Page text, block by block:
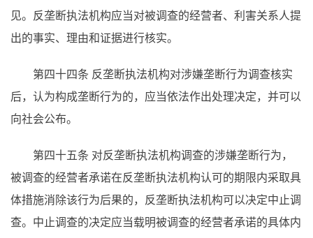
见。反垄断执法机构应当对被调查的经营者、利害关系人提
出的事实、理由和证据进行核实。
第四十四条 反垄断执法机构对涉嫌垄断行为调查核实
后，认为构成垄断行为的，应当依法作出处理决定，并可以
向社会公布。
第四十五条 对反垄断执法机构调查的涉嫌垄断行为，
被调查的经营者承诺在反垄断执法机构认可的期限内采取具
体措施消除该行为后果的，反垄断执法机构可以决定中止调
查。中止调查的决定应当载明被调查的经营者承诺的具体内